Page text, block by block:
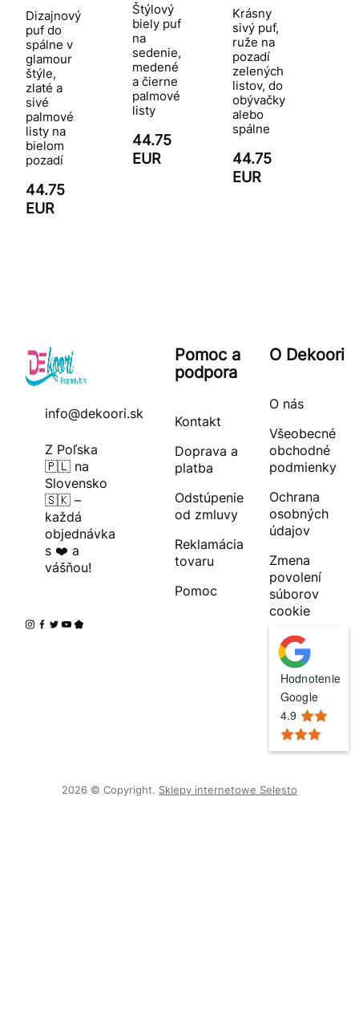
Dizajnový
puf do
spálne v
glamour
štýle,
zlaté a
sivé
palmové
listy na
bielom
pozadí
44.75
EUR
Štýlový
biely puf
na
sedenie,
medené
a čierne
palmové
listy
44.75
EUR
Krásny
sivý puf,
ruže na
pozadí
zelených
listov, do
obývačky
alebo
spálne
44.75
EUR
info@dekoori.sk
Z Poľska
🇵🇱 na
Slovensko
🇸🇰 –
každá
objednávka
s ❤️ a
vášňou!
Pomoc a
podpora
Kontakt
Doprava a
platba
Odstúpenie
od zmluvy
Reklamácia
tovaru
Pomoc
O Dekoori
O nás
Všeobecné
obchodné
podmienky
Ochrana
osobných
údajov
Zmena
povolení
súborov
cookie
Hodnotenie
Google
4.9
2026 © Copyright. Sklepy internetowe Selesto